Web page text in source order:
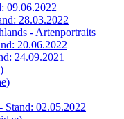
09.06.2022
28.03.2022
- Artenportraits
20.06.2022
24.09.2021
Stand: 02.05.2022